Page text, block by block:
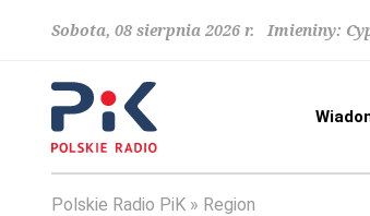
Sobota, 08 sierpnia 2026 r. Imieniny:
Polskie Radio PiK Region